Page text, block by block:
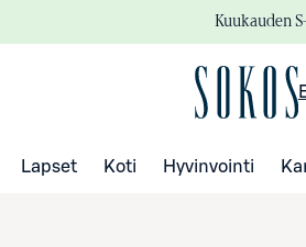
Kuukauden
Lapset Koti Hyvinvointi